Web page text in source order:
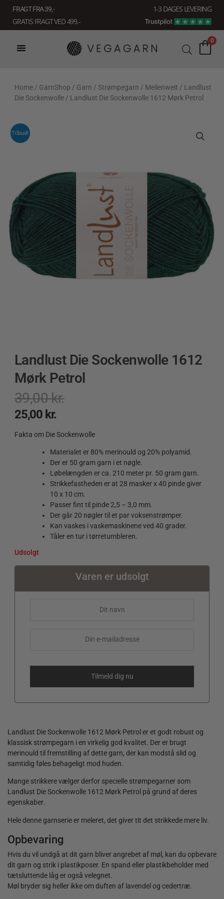
indholdet
FRAGT FRA 39, -
1-3 DAGES LEVERING
GRATIS FRAGT VED 499,-
0
Home / GarnShop / Garn / Strømpegarn / Meilenweit / Landlust
Die Sockenwolle / Landlust Die Sockenwolle 1612 Mørk Petrol
Tilbud!
Landlust Die Sockenwolle 1612
Mørk Petrol
39,00kr.
25,00 kr.
Fakta om Die Sockenwolle
Materialet er 80% merinould og 20% polyamid.
Der er 50 gram garn i et nøgle.
Løbelængden er ca. 210 meter pr. 50 gram garn.
Strikkefastheden er at 28 masker x 40 pinde giver
10 x 10 cm.
Passer fint til pinde 2,5 – 3,0 mm.
Der går 20 nøgler til et par voksenstrømper.
Kan vaskes i vaskemaskinene ved 40 grader.
Tåler en tur i tørretumbleren.
Udsolgt
Varen er udsolgt
Landlust Die Sockenwolle 1612 Mørk Petrol er et godt robust og
klassisk strømpegarn i en virkelig god kvalitet. Der er brugt
merinould til fremstilling af dette garn, der kan modstå slid og
samtidig føles behageligt mod huden.
Mange strikkere vælger derfor specielle strømpegarner som
Landlust Die Sockenwolle 1612 Mørk Petrol på grund af deres
egenskaber.
Hele denne garnserie er meleret, det giver tit det strikkede mere liv.
Opbevaring
Hvis du vil undgå at dit garn bliver angrebet af møl, kan du opbevare
dit garn og strik i plastikposer. En spand eller plastikbeholder med
tætsluttende låg er også velegnet.
Møl bryder sig heller ikke om duften af lavendel og cedertræ.